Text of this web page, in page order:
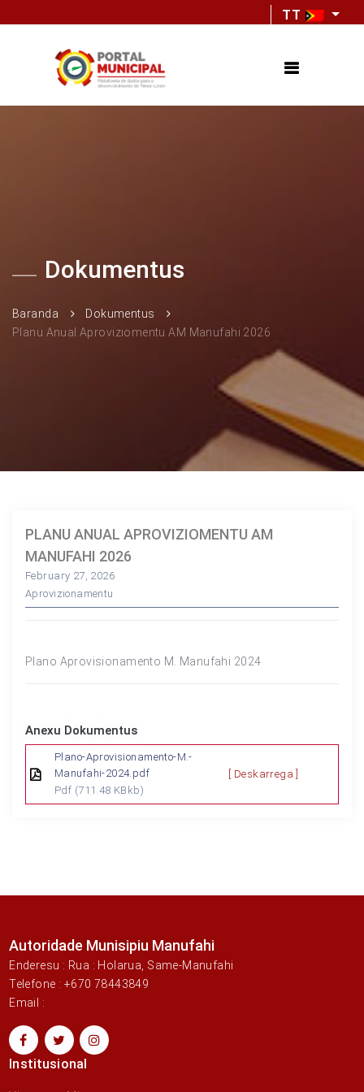
TT
Dokumentus
Baranda
Dokumentus
Planu Anual Aproviziomentu AM Manufahi 2026
PLANU ANUAL APROVIZIOMENTU AM
MANUFAHI 2026
February 27, 2026
Aprovizionamentu
Plano Aprovisionamento M. Manufahi 2024
Anexu Dokumentus
Plano-Aprovisionamento-M.-
Manufahi-2024.pdf
Pdf (711.48 KBkb)
[ Deskarrega ]
Autoridade Munisipiu Manufahi
Enderesu : Rua : Holarua, Same-Manufahi
Telefone : +670 78443849
Email :
Institusional